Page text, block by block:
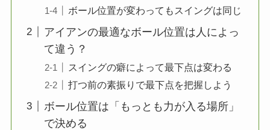
ボール位置が変わってもスイングは同じ
アイアンの最適なボール位置は人によっ
て違う？
スイングの癖によって最下点は変わる
打つ前の素振りで最下点を把握しよう
ボール位置は「もっとも力が入る場所」
で決める